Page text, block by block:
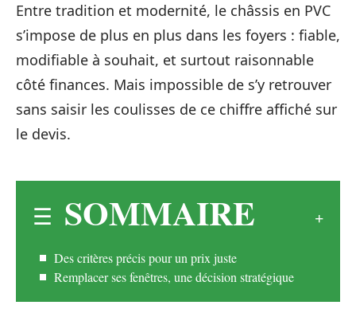
Entre tradition et modernité, le châssis en PVC
s’impose de plus en plus dans les foyers : fiable,
modifiable à souhait, et surtout raisonnable
côté finances. Mais impossible de s’y retrouver
sans saisir les coulisses de ce chiffre affiché sur
le devis.
SOMMAIRE
Des critères précis pour un prix juste
Remplacer ses fenêtres, une décision stratégique